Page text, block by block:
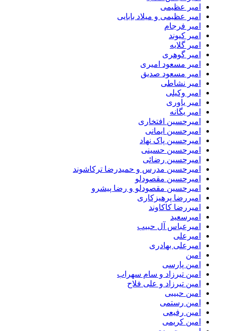
امیر عظیمی
امیر عظیمی و میلاد بابایی
امیر فرجام
امیر کیوند
امیر گلایه
امیر گوهری
امیر مسعود امیری
امیر مسعود صدیق
امیر نشاطی
امیر وکیلی
امیر یاوری
امیر یگانه
امیرحسین افتخاری
امیرحسین ایمانی
امیرحسین پاک نهاد
امیرحسین حسینی
امیرحسین رضائی
امیرحسین مدرس و حمیدرضا ترکاشوند
امیرحسین مقصودلو
امیرحسین مقصودلو و رضا پیشرو
امیررضا پرهیزکاری
امیررضا کاکاوند
امیرسعید
امیرعباس آل حبیب
امیرعلی
امیرعلی بهادری
امین
امین پارسی
امین تیرزاد و سام سهراب
امین تیرزاد و علی فلاح
امین حبیبی
امین رستمی
امین رفیعی
امین کریمی